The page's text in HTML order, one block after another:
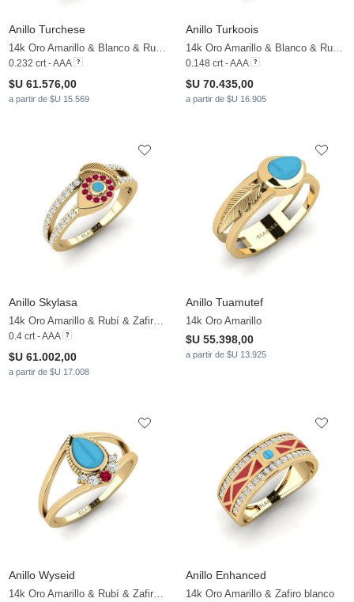
Anillo Turchese
14k Oro Amarillo & Blanco & Rubí & Zafiro blanco
0.232 crt - AAA
$U 61.576,00
a partir de $U 15.569
Anillo Turkoois
14k Oro Amarillo & Blanco & Rubí & Zafiro blanco
0.148 crt - AAA
$U 70.435,00
a partir de $U 16.905
Anillo Skylasa
14k Oro Amarillo & Rubí & Zafiro blanco
0.4 crt - AAA
$U 61.002,00
a partir de $U 17.008
Anillo Tuamutef
14k Oro Amarillo
$U 55.398,00
a partir de $U 13.925
Anillo Wyseid
14k Oro Amarillo & Rubí & Zafiro blanco
Anillo Enhanced
14k Oro Amarillo & Zafiro blanco